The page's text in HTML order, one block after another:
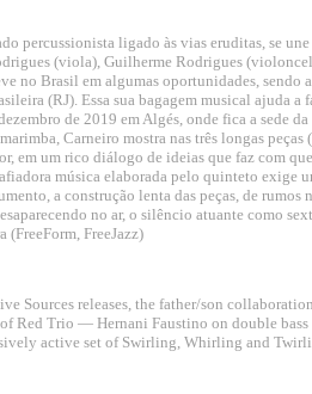
percussionista ligado às vias eruditas, se
(viola), Guilherme Rodrigues
no Brasil em algumas oportunidades, sendo
(RJ). Essa sua bagagem musical ajuda a
de 2019 em Algés, onde fica a sede
Carneiro mostra nas três longas
em um rico diálogo de ideias que faz com
música elaborada pelo quinteto exige
a construção lenta das peças, de
no ar, o silêncio atuante como
(FreeForm, FreeJazz)
Sources releases, the father/son
Red Trio — Hernani Faustino on double
active set of Swirling, Whirling and